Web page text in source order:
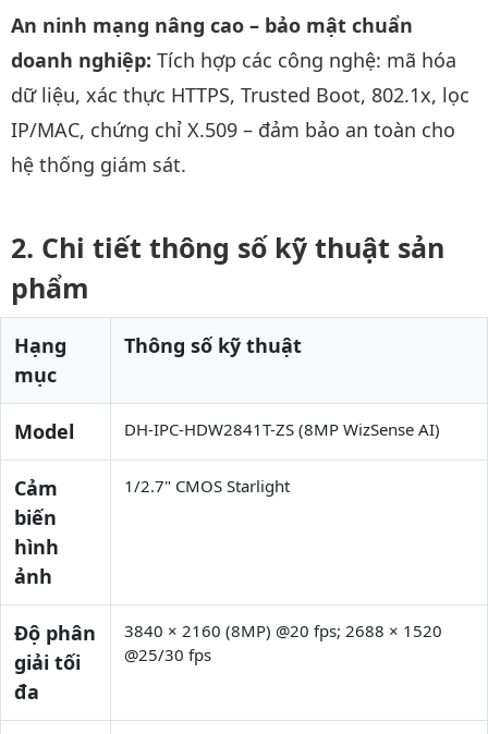
An ninh mạng nâng cao – bảo mật chuẩn
doanh nghiệp: Tích hợp các công nghệ: mã hóa
dữ liệu, xác thực HTTPS, Trusted Boot, 802.1x, lọc
IP/MAC, chứng chỉ X.509 – đảm bảo an toàn cho
hệ thống giám sát.
Chi tiết thông số kỹ thuật sản
phẩm
Hạng
mục
Thông số kỹ thuật
Model DH-IPC-HDW2841T-ZS (8MP WizSense AI)
Cảm
biến
hình
ảnh
1/2.7" CMOS Starlight
Độ phân
giải tối
đa
3840 × 2160 (8MP) @20 fps; 2688 × 1520
@25/30 fps